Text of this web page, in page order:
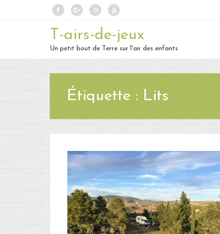
T-airs-de-jeux
Un petit bout de Terre sur l'air des enfants
Étiquette : Lits